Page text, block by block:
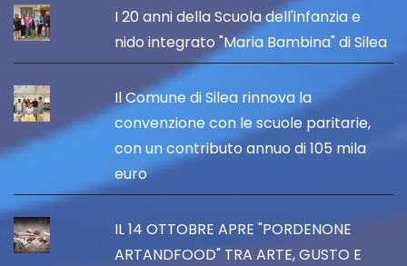
I 20 anni della Scuola dell'infanzia e
nido integrato "Maria Bambina" di Silea
Il Comune di Silea rinnova la
convenzione con le scuole paritarie,
con un contributo annuo di 105 mila
euro
IL 14 OTTOBRE APRE "PORDENONE
ARTANDFOOD" TRA ARTE, GUSTO E